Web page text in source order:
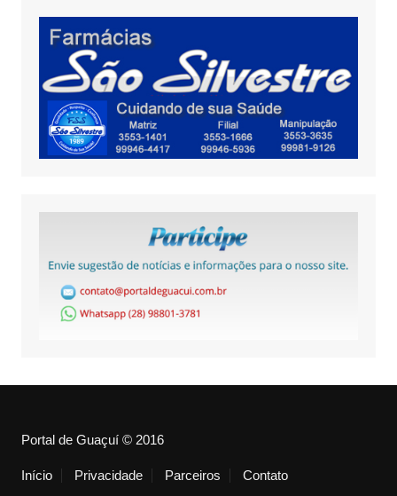
Portal de Guaçuí © 2016
Início Privacidade Parceiros Contato